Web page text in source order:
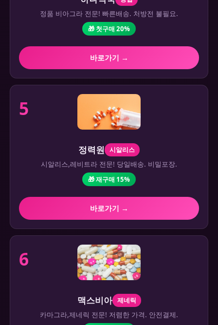
정품 비아그라 전문! 빠른배송. 처방전 불필요.
🎁 첫구매 20%
바로가기 →
5
정력원 시알리스
시알리스,레비트라 전문! 당일배송. 비밀포장.
🎁 재구매 15%
바로가기 →
6
맥스비아 제네릭
카마그라,제네릭 전문! 저렴한 가격. 안전결제.